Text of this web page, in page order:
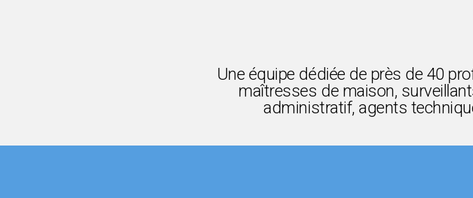
Une équipe dédiée de près de 40
maîtresses de maison,
administratif, agents